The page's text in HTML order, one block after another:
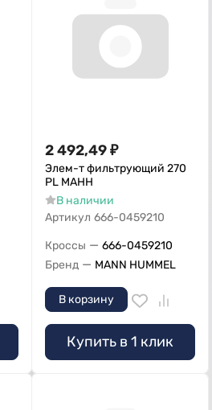
2 492,49₽
Элем-т фильтрующий 270
PL MAHH
В наличии
Артикул 666-0459210
Кроссы — 666-0459210
Бренд — MANN HUMMEL
В корзину
Купить в 1 клик